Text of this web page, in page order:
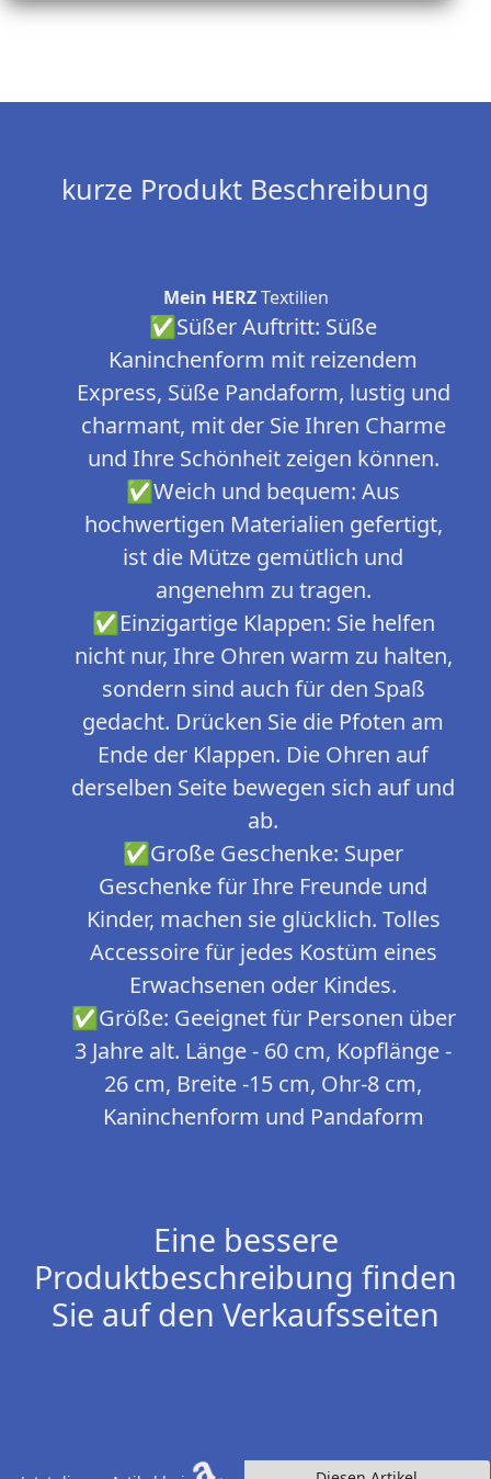
kurze Produkt Beschreibung
Mein HERZTextilien
✅Süßer Auftritt: Süße
Kaninchenform mit reizendem
Express, Süße Pandaform, lustig und
charmant, mit der Sie Ihren Charme
und Ihre Schönheit zeigen können.
✅Weich und bequem: Aus
hochwertigen Materialien gefertigt,
ist die Mütze gemütlich und
angenehm zu tragen.
✅Einzigartige Klappen: Sie helfen
nicht nur, Ihre Ohren warm zu halten,
sondern sind auch für den Spaß
gedacht. Drücken Sie die Pfoten am
Ende der Klappen. Die Ohren auf
derselben Seite bewegen sich auf und
ab.
✅Große Geschenke: Super
Geschenke für Ihre Freunde und
Kinder, machen sie glücklich. Tolles
Accessoire für jedes Kostüm eines
Erwachsenen oder Kindes.
✅Größe: Geeignet für Personen über
3 Jahre alt. Länge - 60 cm, Kopflänge -
26 cm, Breite -15 cm, Ohr-8 cm,
Kaninchenform und Pandaform
Eine bessere
Produktbeschreibung finden
Sie auf den Verkaufsseiten